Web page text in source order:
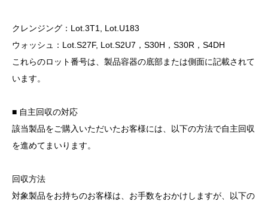
クレンジング：Lot.3T1, Lot.U183
ウォッシュ：Lot.S27F, Lot.S2U7，S30H，S30R，S4DH
これらのロット番号は、製品容器の底部または側面に記載されて
います。
■ 自主回収の対応
該当製品をご購入いただいたお客様には、以下の方法で自主回収
を進めてまいります。
回収方法
対象製品をお持ちのお客様は、お手数をおかけしますが、以下の